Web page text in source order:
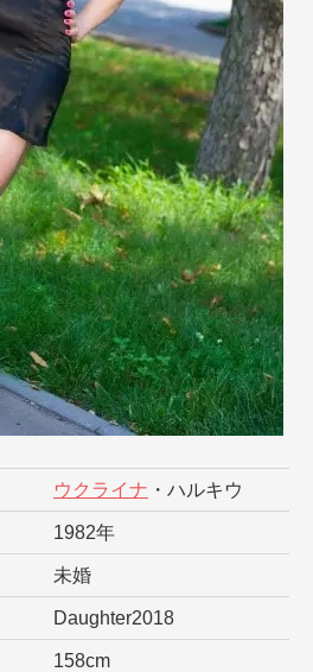
ウクライナ ・ハルキウ
1982年
未婚
Daughter2018
158cm